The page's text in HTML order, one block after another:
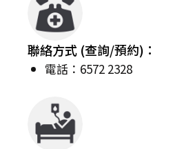
聯絡方式 (查詢/預約)：
電話：6572 2328